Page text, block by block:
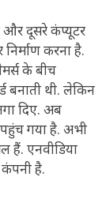
और दूसरे कंप्यूटर
करना है.
के बीच
बनाती थी. लेकिन
दिए. अब
पहुंच गया है. अभी
हैं. एनवीडिया
है.